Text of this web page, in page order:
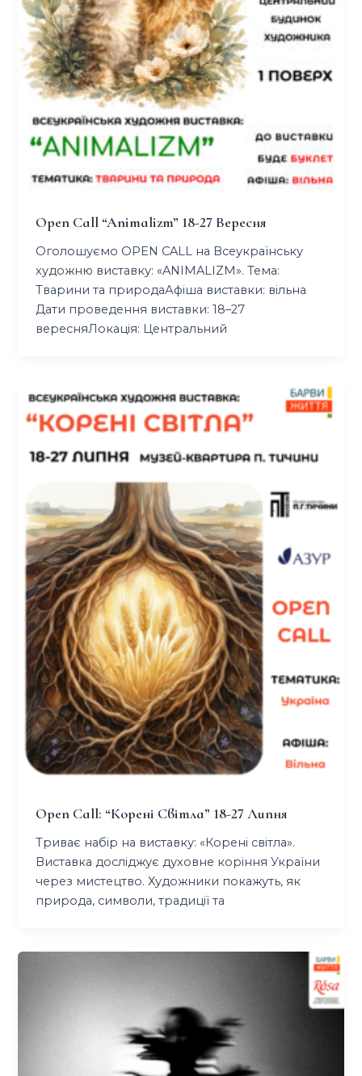
Open Call “animalizm” 18-27 Вересня
Оголошуємо OPEN CALL на Всеукраїнську
художню виставку: «ANIMALIZM». Тема:
Тварини та природаАфіша виставки: вільна
Дати проведення виставки: 18–27
вересняЛокація: Центральний
Open Call: “корені Світла” 18-27 Липня
Триває набір на виставку: «Корені світла».
Виставка досліджує духовне коріння України
через мистецтво. Художники покажуть, як
природа, символи, традиції та